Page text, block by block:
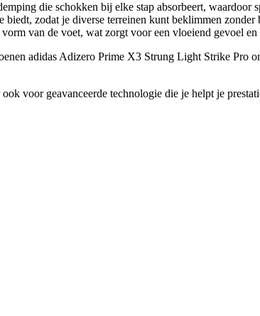
die schokken bij elke stap absorbeert, waardoor
zodat je diverse terreinen kunt beklimmen
van de voet, wat zorgt voor een vloeiend gevoel en
adidas Adizero Prime X3 Strung Light Strike Pro
voor geavanceerde technologie die je helpt je